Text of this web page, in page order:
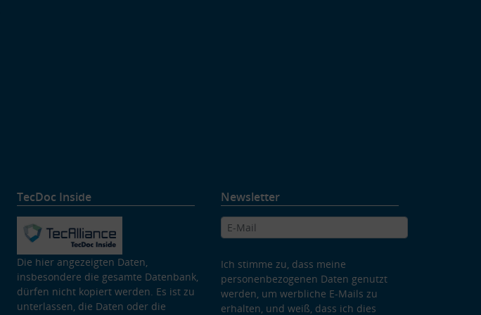
TecDoc Inside
Die hier angezeigten Daten,
insbesondere die gesamte Datenbank,
dürfen nicht kopiert werden. Es ist zu
unterlassen, die Daten oder die
Newsletter
Ich stimme zu, dass meine
personenbezogenen Daten genutzt
werden, um werbliche E-Mails zu
erhalten, und weiß, dass ich dies